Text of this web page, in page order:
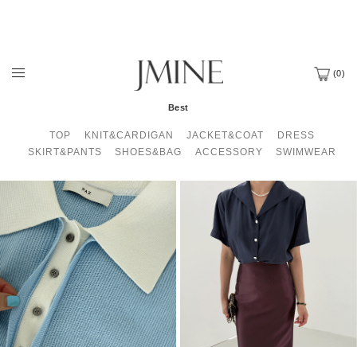
(0)
Best
TOP KNIT&CARDIGAN JACKET&COAT
DRESS
SKIRT&PANTS
SHOES&BAG ACCESSORY SWIMWEAR